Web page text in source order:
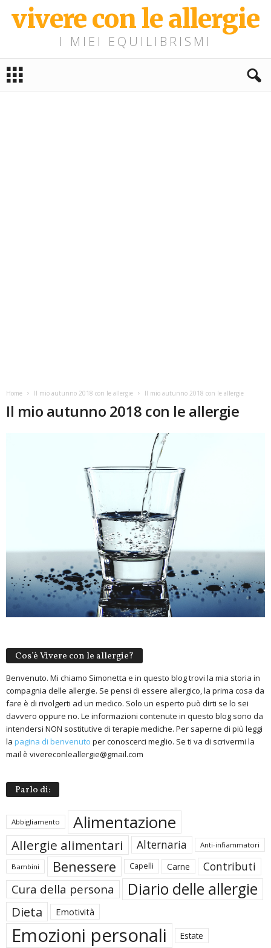
vivere con le allergie
I MIEI EQUILIBRISMI
Home Il mio autunno 2018 con le allergie Il mio autunno 2018 con le allergie
Il mio autunno 2018 con le allergie
Cos’è Vivere con le allergie?
Benvenuto. Mi chiamo Simonetta e in questo blog trovi la mia storia in
compagnia delle allergie. Se pensi di essere allergico, la prima cosa da
fare è di rivolgerti ad un medico. Solo un esperto può dirti se lo sei
davvero oppure no. Le informazioni contenute in questo blog sono da
intendersi NON sostitutive di terapie mediche. Per saperne di più leggi
la pagina di benvenuto per conoscerci meglio. Se ti va di scrivermi la
mail è vivereconleallergie@gmail.com
Parlo di:
Abbigliamento Alimentazione
Allergie alimentari Alternaria Anti-infiammatori
Bambini Benessere Capelli Carne Contributi
Cura della persona Diario delle allergie
Dieta Emotività
Emozioni personali Estate